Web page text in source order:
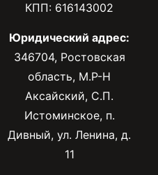
КПП: 616143002
Юридический адрес:
346704, Ростовская
область, М.Р-Н
Аксайский, С.П.
Истоминское, п.
Дивный, ул. Ленина, д.
11